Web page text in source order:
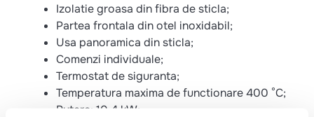
Izolatie groasa din fibra de sticla;
Partea frontala din otel inoxidabil;
Usa panoramica din sticla;
Comenzi individuale;
Termostat de siguranta;
Temperatura maxima de functionare 400 °C;
Putere: 10.4 kW;